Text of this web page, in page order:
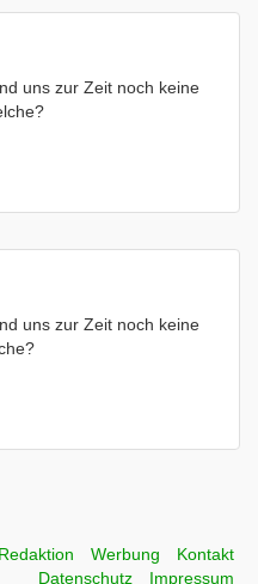
uns zur Zeit noch keine
uns zur Zeit noch keine
Redaktion Werbung
Kontakt
Datenschutz
Impressum